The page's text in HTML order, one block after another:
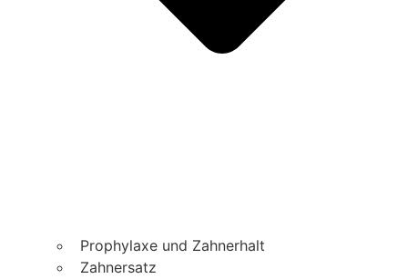
Prophylaxe und Zahnerhalt
Zahnersatz